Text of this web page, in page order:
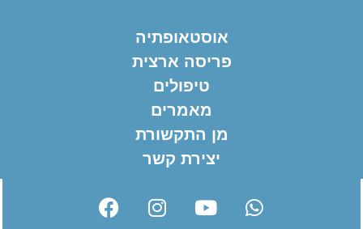
אוסטאופתיה
פריסה ארצית
טיפולים
מאמרים
מן התקשורת
יצירת קשר